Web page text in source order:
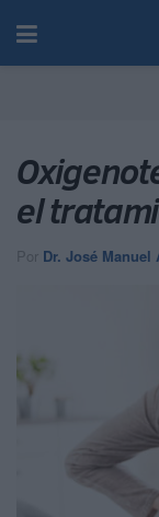
el
Por Dr. José Manuel